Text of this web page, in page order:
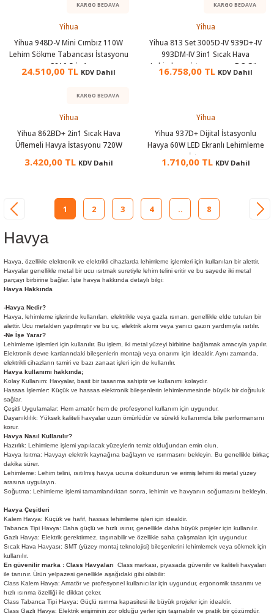
KARGO BEDAVA
Yihua
Yihua 948D-V Mini Cımbız 110W
Lehim Sökme Tabancası İstasyonu
C210 5 İn 1
24.510,00 TL KDV Dahil
KARGO BEDAVA
Yihua
Yihua 813 Set 3005D-IV 939D+-IV
993DM-IV 3in1 Sıcak Hava
Lehimleme İstasyonu ve DC Güç
Kaynağı
16.758,00 TL KDV Dahil
KARGO BEDAVA
Yihua
Yihua 862BD+ 2in1 Sıcak Hava
Üflemeli Havya İstasyonu 720W
3.420,00 TL KDV Dahil
Yihua
Yihua 937D+ Dijital İstasyonlu
Havya 60W LED Ekranlı Lehimleme
İstasyonu
1.710,00 TL KDV Dahil
1 2 3 4 .. 8
Havya
Havya, özellikle elektronik ve elektrikli cihazlarda lehimleme işlemleri için kullanılan bir alettir.
Havyalar genellikle metal bir ucu ısıtmak suretiyle lehim telini eritir ve bu sayede iki metal
parçayı birbirine bağlar. İşte havya hakkında detaylı bilgi:
Havya Hakkında
-Havya Nedir?
Havya, lehimleme işlerinde kullanılan, elektrikle veya gazla ısınan, genellikle elde tutulan bir
alettir. Ucu metalden yapılmıştır ve bu uç, elektrik akımı veya yanıcı gazın yardımıyla ısıtılır.
-Ne İşe Yarar?
Lehimleme işlemleri için kullanılır. Bu işlem, iki metal yüzeyi birbirine bağlamak amacıyla yapılır.
Elektronik devre kartlarındaki bileşenlerin montajı veya onarımı için idealdir. Aynı zamanda,
elektrikli cihazların tamiri ve bazı zanaat işleri için de kullanılır.
Havya kullanımı hakkında;
Kolay Kullanım: Havyalar, basit bir tasarıma sahiptir ve kullanımı kolaydır.
Hassas İşlemler: Küçük ve hassas elektronik bileşenlerin lehimlenmesinde büyük bir doğruluk
sağlar.
Çeşitli Uygulamalar: Hem amatör hem de profesyonel kullanım için uygundur.
Dayanıklılık: Yüksek kaliteli havyalar uzun ömürlüdür ve sürekli kullanımda bile performansını
korur.
Havya Nasıl Kullanılır?
Hazırlık: Lehimleme işlemi yapılacak yüzeylerin temiz olduğundan emin olun.
Havya Isıtma: Havyayı elektrik kaynağına bağlayın ve ısınmasını bekleyin. Bu genellikle birkaç
dakika sürer.
Lehimleme: Lehim telini, ısıtılmış havya ucuna dokundurun ve erimiş lehimi iki metal yüzey
arasına uygulayın.
Soğutma: Lehimleme işlemi tamamlandıktan sonra, lehimin ve havyanın soğumasını bekleyin.
Havya Çeşitleri
Kalem Havya: Küçük ve hafif, hassas lehimleme işleri için idealdir.
Tabanca Tipi Havya: Daha güçlü ve hızlı ısınır, genellikle daha büyük projeler için kullanılır.
Gazlı Havya: Elektrik gerektirmez, taşınabilir ve özellikle saha çalışmaları için uygundur.
Sıcak Hava Havyası: SMT (yüzey montaj teknolojisi) bileşenlerini lehimlemek veya sökmek için
kullanılır.
En güvenilir marka : Class Havyaları Class markası, piyasada güvenilir ve kaliteli havyaları
ile tanınır. Ürün yelpazesi genellikle aşağıdaki gibi olabilir:
Class Kalem Havya: Amatör ve profesyonel kullanıcılar için uygundur, ergonomik tasarımı ve
hızlı ısınma özelliği ile dikkat çeker.
Class Tabanca Tipi Havya: Güçlü ısınma kapasitesi ile büyük projeler için idealdir.
Class Gazlı Havya: Elektrik erişiminin zor olduğu yerler için taşınabilir ve pratik bir çözümdür.